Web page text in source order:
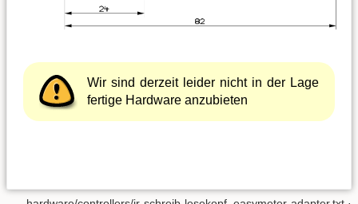
Wir sind derzeit leider nicht in der Lage
fertige Hardware anzubieten